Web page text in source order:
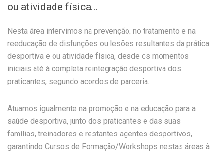
ou atividade física...
Nesta área intervimos na prevenção, no tratamento e na
reeducação de disfunções ou lesões resultantes da prática
desportiva e ou atividade física, desde os momentos
iniciais até à completa reintegração desportiva dos
praticantes, segundo acordos de parceria.
Atuamos igualmente na promoção e na educação para a
saúde desportiva, junto dos praticantes e das suas
famílias, treinadores e restantes agentes desportivos,
garantindo Cursos de Formação/Workshops nestas áreas à